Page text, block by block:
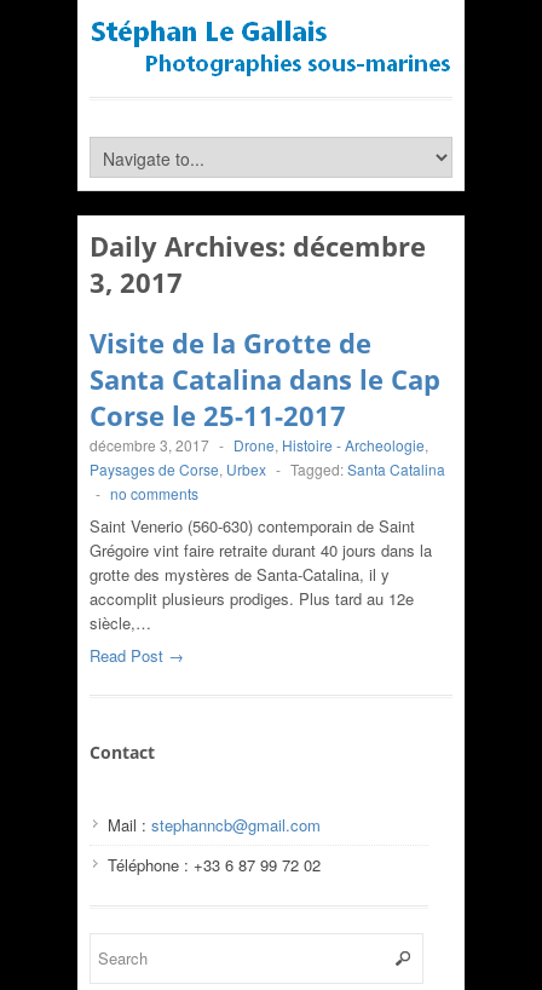
Daily Archives: décembre
3, 2017
Visite de la Grotte de
Santa Catalina dans le Cap
Corse le 25-11-2017
décembre 3, 2017 - Drone, Histoire - Archeologie,
Paysages de Corse, Urbex - Tagged:Santa Catalina
- no comments
Saint Venerio (560-630) contemporain de Saint
Grégoire vint faire retraite durant 40 jours dans la
grotte des mystères de Santa-Catalina, il y
accomplit plusieurs prodiges. Plus tard au 12e
siècle,…
Read Post →
Contact
Mail : stephanncb@gmail.com
Téléphone : +33 6 87 99 72 02